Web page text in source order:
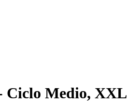
Ciclo Medio, XXL